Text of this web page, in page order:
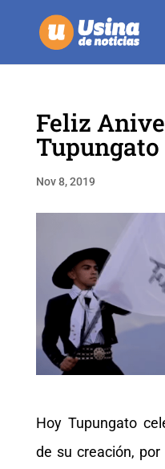
Feliz
Tupungato
Nov 8, 2019
Hoy Tupungato
de su creación,